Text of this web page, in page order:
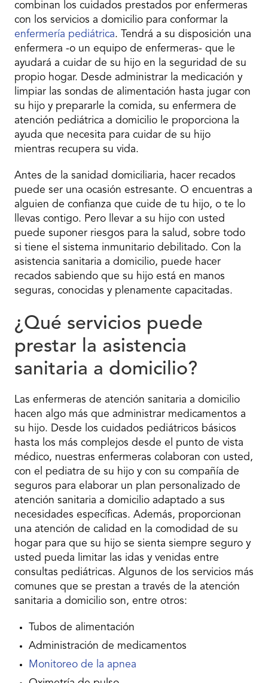
combinan los cuidados prestados por enfermeras
con los servicios a domicilio para conformar la
enfermería pediátrica. Tendrá a su disposición una
enfermera -o un equipo de enfermeras- que le
ayudará a cuidar de su hijo en la seguridad de su
propio hogar. Desde administrar la medicación y
limpiar las sondas de alimentación hasta jugar con
su hijo y prepararle la comida, su enfermera de
atención pediátrica a domicilio le proporciona la
ayuda que necesita para cuidar de su hijo
mientras recupera su vida.
Antes de la sanidad domiciliaria, hacer recados
puede ser una ocasión estresante. O encuentras a
alguien de confianza que cuide de tu hijo, o te lo
llevas contigo. Pero llevar a su hijo con usted
puede suponer riesgos para la salud, sobre todo
si tiene el sistema inmunitario debilitado. Con la
asistencia sanitaria a domicilio, puede hacer
recados sabiendo que su hijo está en manos
seguras, conocidas y plenamente capacitadas.
¿Qué servicios puede
prestar la asistencia
sanitaria a domicilio?
Las enfermeras de atención sanitaria a domicilio
hacen algo más que administrar medicamentos a
su hijo. Desde los cuidados pediátricos básicos
hasta los más complejos desde el punto de vista
médico, nuestras enfermeras colaboran con usted,
con el pediatra de su hijo y con su compañía de
seguros para elaborar un plan personalizado de
atención sanitaria a domicilio adaptado a sus
necesidades específicas. Además, proporcionan
una atención de calidad en la comodidad de su
hogar para que su hijo se sienta siempre seguro y
usted pueda limitar las idas y venidas entre
consultas pediátricas. Algunos de los servicios más
comunes que se prestan a través de la atención
sanitaria a domicilio son, entre otros:
Tubos de alimentación
Administración de medicamentos
Monitoreo de la apnea